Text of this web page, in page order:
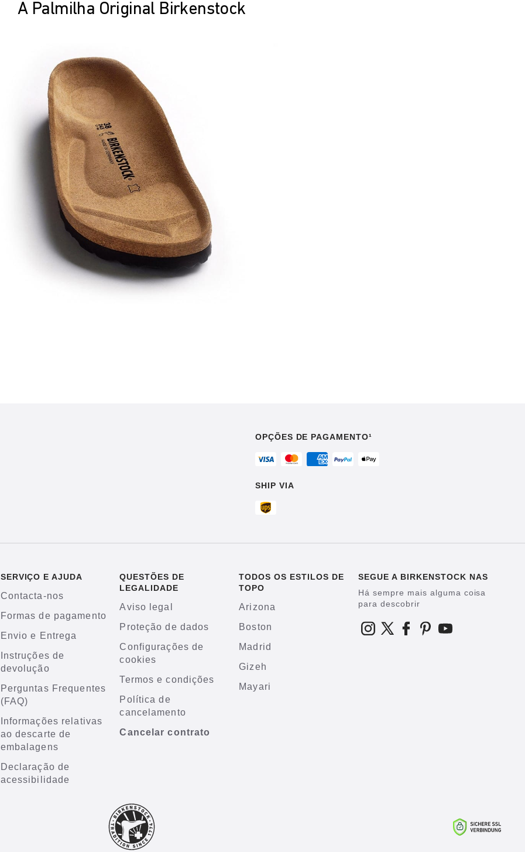
A Palmilha Original Birkenstock
OPÇÕES DE PAGAMENTO¹
SHIP VIA
SERVIÇO E AJUDA
Contacta-nos
Formas de pagamento
Envio e Entrega
Instruções de
devolução
Perguntas Frequentes
(FAQ)
Informações relativas
ao descarte de
embalagens
Declaração de
acessibilidade
QUESTÕES DE
LEGALIDADE
Aviso legal
Proteção de dados
Configurações de
cookies
Termos e condições
Política de
cancelamento
Cancelar contrato
TODOS OS ESTILOS DE
TOPO
Arizona
Boston
Madrid
Gizeh
Mayari
SEGUE A BIRKENSTOCK NAS
Há sempre mais alguma coisa
para descobrir